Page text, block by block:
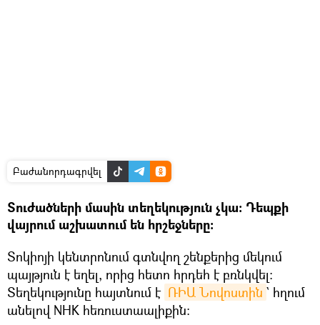
Բաժանորդագրվել
Տուժածների մասին տեղեկություն չկա։ Դեպքի
վայրում աշխատում են հրշեջները։
Տոկիոյի կենտրոնում գտնվող շենքերից մեկում
պայթյուն է եղել, որից հետո հրդեհ է բռնկվել։
Տեղեկությունը հայտնում է ՌԻԱ Նովոստին ` հղում
անելով NHK հեռուստաալիքին։